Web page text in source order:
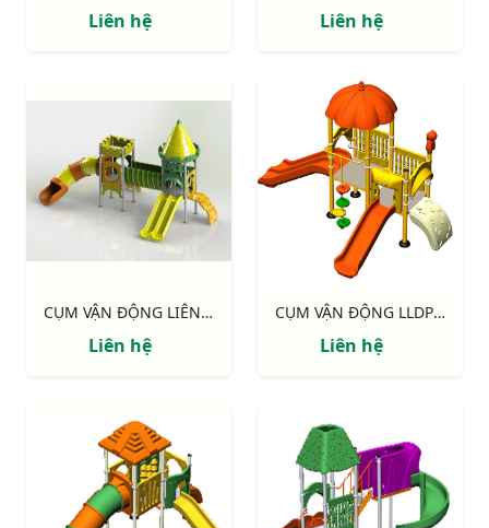
Liên hệ Liên hệ
CỤM VẬN ĐỘNG LIÊN HOÀN LLDPE NIK134080RT
Liên hệ
CỤM VẬN ĐỘNG LLDPE NIK124060B
Liên hệ